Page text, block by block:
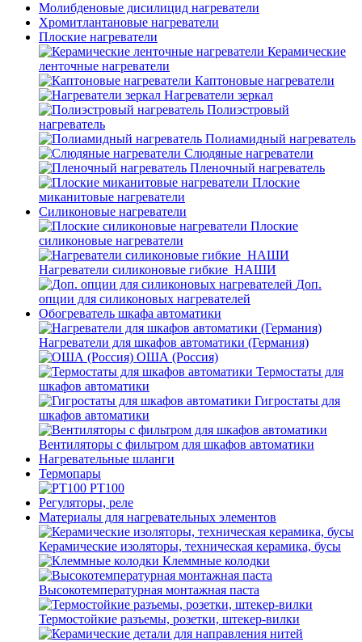
Молибденовые дисилицид нагреватели
Хромитлантановые нагреватели
Плоские нагреватели
Керамические
ленточные нагреватели
Каптоновые нагреватели
Нагреватели зеркал
Полиэстровый
нагреватель
Полиамидный нагреватель
Слюдяные нагреватели
Пленочный нагреватель
Плоские
миканитовые нагреватели
Силиконовые нагреватели
Плоские
силиконовые нагреватели
Нагреватели силиконовые гибкие_НАШИ
Доп.
опции для силиконовых нагревателей
Обогреватель шкафа автоматики
Нагреватели для шкафов автоматики (Германия)
ОША (Россия)
Термостаты для
шкафов автоматики
Гигростаты для
шкафов автоматики
Вентиляторы с фильтром для шкафов автоматики
Нагревательные шланги
Термопары
PT100
Регуляторы, реле
Материалы для нагревательных элементов
Керамические изоляторы, техническая керамика, бусы
Клеммные колодки
Высокотемпературная монтажная паста
Термостойкие разъемы, розетки, штекер-вилки